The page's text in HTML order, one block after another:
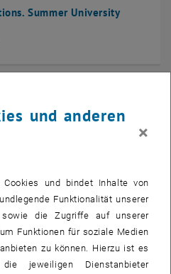
Summer University
JULI 26
2026
28
JULI 26
und anderen
×
und bindet Inhalte von
Funktionalität unserer
die Zugriffe auf unserer
Funktionen für soziale Medien
zu können. Hierzu ist es
jeweiligen Dienstanbieter